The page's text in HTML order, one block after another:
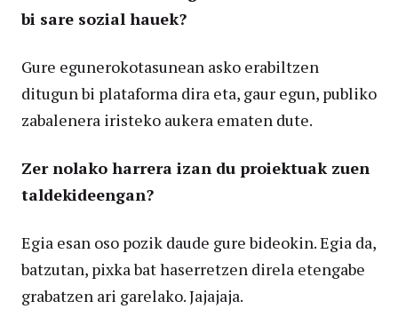
bi sare sozial hauek?
Gure egunerokotasunean asko erabiltzen
ditugun bi plataforma dira eta, gaur egun, publiko
zabalenera iristeko aukera ematen dute.
Zer nolako harrera izan du proiektuak zuen
taldekideengan?
Egia esan oso pozik daude gure bideokin. Egia da,
batzutan, pixka bat haserretzen direla etengabe
grabatzen ari garelako. Jajajaja.